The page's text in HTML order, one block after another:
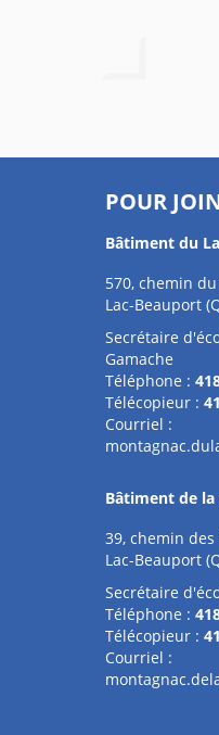
POUR
Bâtiment du
570, chemin
Lac-Beauport
Secrétaire
Gamache
Téléphone :
Télécopieur :
Courriel :
Bâtiment de
39, chemin
Lac-Beauport
Secrétaire
Téléphone :
Télécopieur :
Courriel :